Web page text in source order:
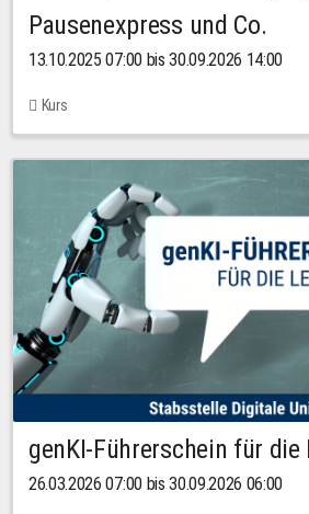
Pausenexpress und Co.
13.10.2025 07:00 bis 30.09.2026 14:00
Kurs
genKI-Führerschein für die
26.03.2026 07:00 bis 30.09.2026 06:00